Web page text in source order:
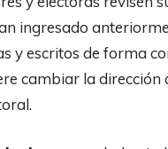
ingresado
y escritos de forma
cambiar la